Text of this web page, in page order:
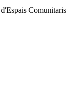
Comunitaris